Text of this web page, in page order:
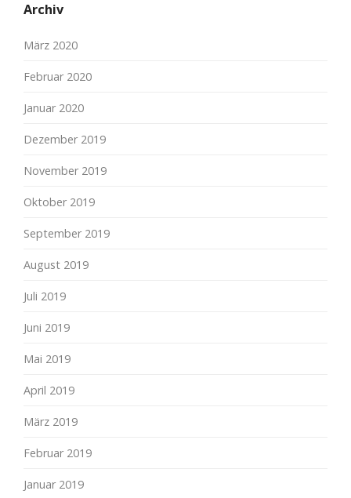
Archiv
März 2020
Februar 2020
Januar 2020
Dezember 2019
November 2019
Oktober 2019
September 2019
August 2019
Juli 2019
Juni 2019
Mai 2019
April 2019
März 2019
Februar 2019
Januar 2019